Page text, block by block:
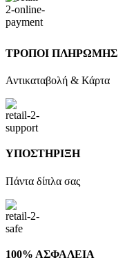
ΤΡΟΠΟΙ ΠΛΗΡΩΜΗΣ
Αντικαταβολή & Κάρτα
ΥΠΟΣΤΗΡΙΞΗ
Πάντα δίπλα σας
100% ΑΣΦΑΛΕΙΑ